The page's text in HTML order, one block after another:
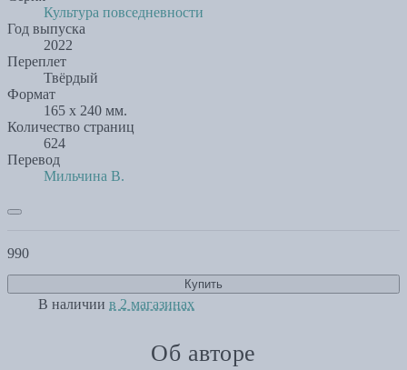
Культура повседневности
Год выпуска
2022
Переплет
Твёрдый
Формат
165 x 240 мм.
Количество страниц
624
Перевод
Мильчина В.
990
Купить
В наличии в 2 магазинах
Об авторе